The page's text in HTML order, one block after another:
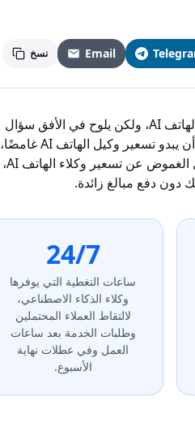
Email نسخ
أنت تعلم أنك بحاجة إلى حل للمكالمات الفائتة. لقد سمعت عن وكلاء الهاتف AI، ولكن يلوح في الأفق سؤال
كبير: ما هي التكلفة الفعلية؟ على عكس اشتراك برنامج بسيط، يمكن أن يبدو تسعير وكيل الهاتف AI غامضًا،
حيث يقدم بائعون مختلفون مزيجًا مربكًا من النماذج. سيزيل هذا الدليل الغموض عن تسعير وكلاء الهاتف AI،
دون دفع مبالغ زائدة.
24/7
ساعات التغطية التي يوفرها
وكلاء الذكاء الاصطناعي،
لالتقاط العملاء المحتملين
وطلبات الخدمة بعد ساعات
العمل وفي عطلات نهاية
الأسبوع.